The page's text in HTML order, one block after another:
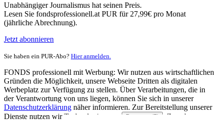
Unabhängiger Journalismus hat seinen Preis.
Lesen Sie fondsprofessionell.at PUR für 27,99€ pro Monat
(jährliche Abrechnung).
Jetzt abonnieren
Sie haben ein PUR-Abo? Hier anmelden.
FONDS professionell mit Werbung: Wir nutzen aus wirtschaftlichen
Gründen die Möglichkeit, unsere Webseite Dritten als digitalen
Werbeplatz zur Verfügung zu stellen. Über Verarbeitungen, die in
der Verantwortung von uns liegen, können Sie sich in unserer
Datenschutzerklärung näher informieren. Zur Bereitstellung unserer
Dienste nutzen wir Technologien von
Partnern (5)
. Zwecke: